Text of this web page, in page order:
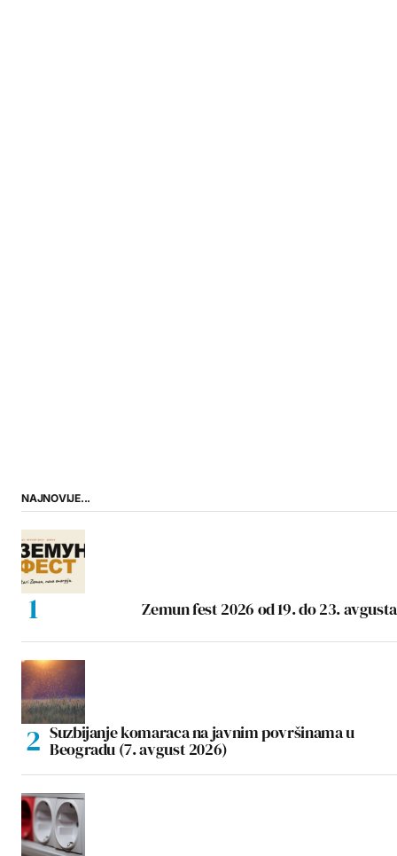
NAJNOVIJE...
Zemun fest 2026 od 19. do 23. avgusta
Suzbijanje komaraca na javnim površinama u
Beogradu (7. avgust 2026)